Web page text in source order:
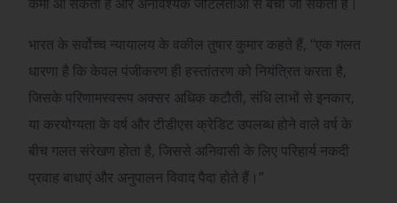
भारत के सर्वोच्च न्यायालय के वकील तुषार कुमार कहते हैं, “एक गलत
धारणा है कि केवल पंजीकरण ही हस्तांतरण को नियंत्रित करता है,
जिसके परिणामस्वरूप अक्सर अधिक कटौती, संधि लाभों से इनकार,
या करयोग्यता के वर्ष और टीडीएस क्रेडिट उपलब्ध होने वाले वर्ष के
बीच गलत संरेखण होता है, जिससे अनिवासी के लिए परिहार्य नकदी
प्रवाह बाधाएं और अनुपालन विवाद पैदा होते हैं।”